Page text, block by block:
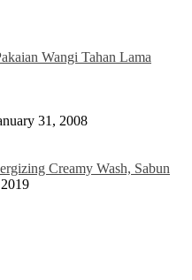
Wangi Tahan Lama
31, 2008
Creamy Wash, Sabun